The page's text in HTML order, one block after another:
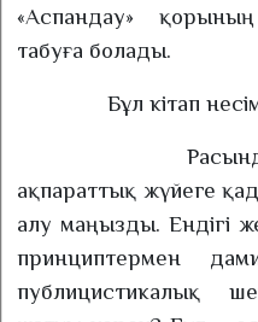
«Аспандау»
табуға болады.
Бұл кітап
ақпараттық жүйеге
алу маңызды. Ендігі
принциптермен
публицистикалық